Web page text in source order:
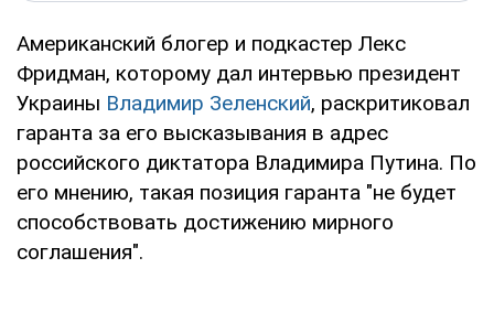
Американский блогер и подкастер Лекс
Фридман, которому дал интервью президент
Украины Владимир Зеленский, раскритиковал
гаранта за его высказывания в адрес
российского диктатора Владимира Путина. По
его мнению, такая позиция гаранта "не будет
способствовать достижению мирного
соглашения".